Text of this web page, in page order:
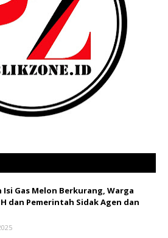
Isi Gas Melon Berkurang, Warga
dan Pemerintah Sidak Agen dan